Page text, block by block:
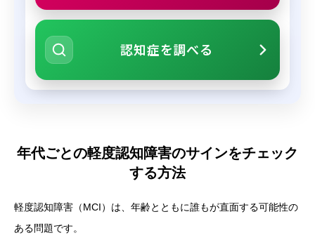
認知症を調べる
年代ごとの軽度認知障害のサインをチェック
する方法
軽度認知障害（MCI）は、年齢とともに誰もが直面する可能性の
ある問題です。